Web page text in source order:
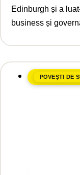
Edinburgh și a
business și
POVEȘTI DE